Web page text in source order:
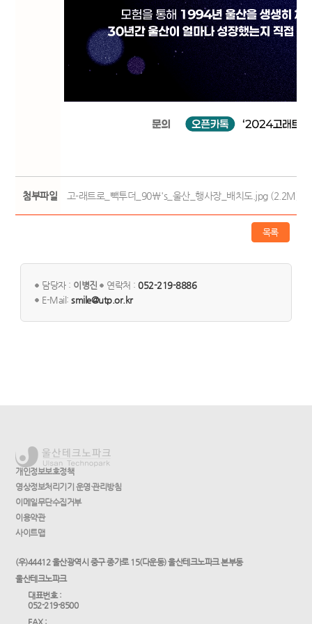
첨부파일 고-래트로_빽투더_90\'s_울산_행사장_배치도.jpg (2.2M)
목록
담당자 : 이병진 연락처 :052-219-8886
E-Mail:smile@utp.or.kr
개인정보보호정책
영상정보처리기기 운영·관리방침
이메일무단수집거부
이용약관
사이트맵
(우)44412 울산광역시 중구 종가로 15(다운동) 울산테크노파크 본부동
울산테크노파크
대표번호 :
052-219-8500
FAX :